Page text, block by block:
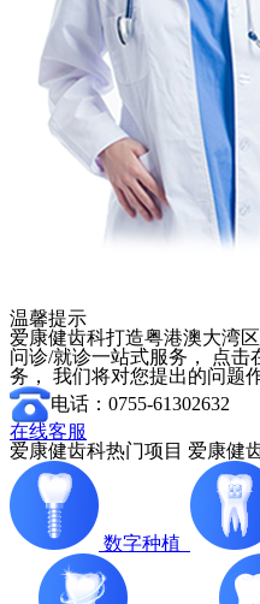
温馨提示
爱康健齿科打造粤港澳大湾
问诊/就诊一站式服务， 点击
务， 我们将对您提出的问题
电话：0755-61302632
在线客服
爱康健齿科热门项目 爱康健
数字种植